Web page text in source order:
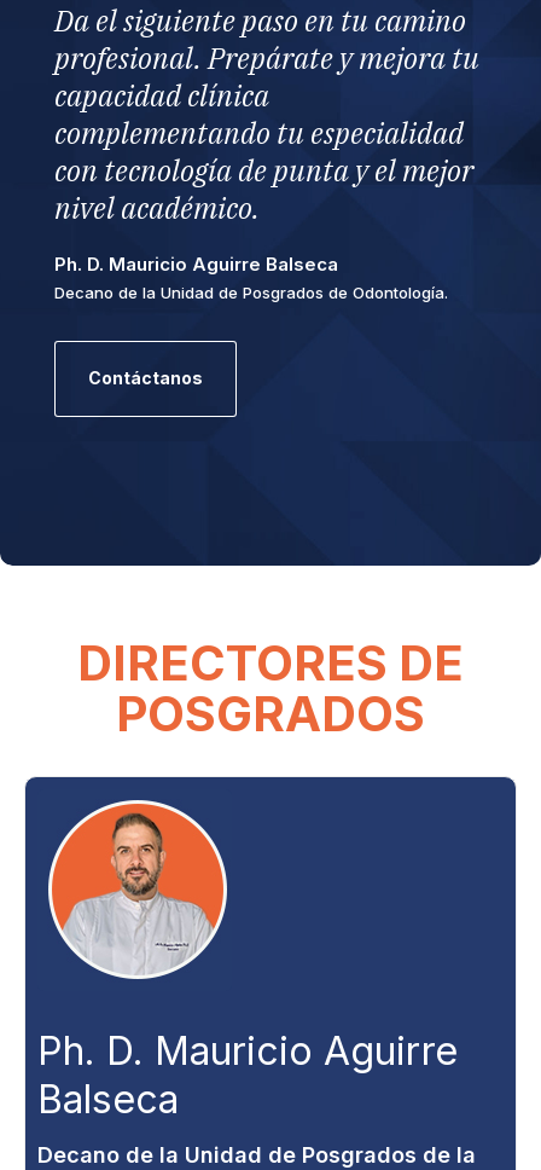
Da el siguiente paso en tu camino
profesional. Prepárate y mejora tu
capacidad clínica
complementando tu especialidad
con tecnología de punta y el mejor
nivel académico.
Ph. D. Mauricio Aguirre Balseca
Decano de la Unidad de Posgrados de Odontología.
Contáctanos
DIRECTORES DE
POSGRADOS
Ph. D. Mauricio Aguirre
Balseca
Decano de la Unidad de Posgrados de la